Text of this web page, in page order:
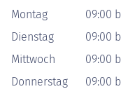
Montag
09:00
Dienstag
09:00
Mittwoch
09:00
Donnerstag
09:00